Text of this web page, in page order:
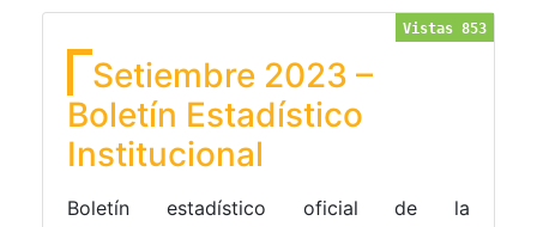
Vistas 853
Setiembre 2023 –
Boletín Estadístico
Institucional
Boletín estadístico oficial de la